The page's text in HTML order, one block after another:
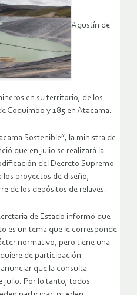
Agustín de
en su territorio, de los
Coquimbo y 185 en Atacama.
Sostenible”, la ministra de
que en julio se realizará la
del Decreto Supremo
proyectos de diseño,
de los depósitos de relaves.
de Estado informó que
es un tema que le corresponde
normativo, pero tiene una
de participación
que la consulta
julio. Por lo tanto, todos